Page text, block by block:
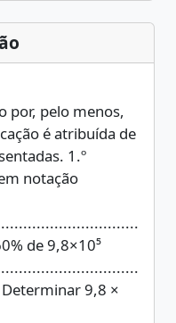
por, pelo menos,
é atribuída de
1.º
notação
de 9,8×10⁵
9,8 ×